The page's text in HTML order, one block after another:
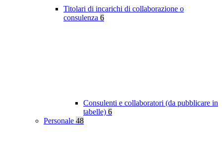
Titolari di incarichi di collaborazione o
consulenza 6
Consulenti e collaboratori (da pubblicare in
tabelle) 6
Personale 48